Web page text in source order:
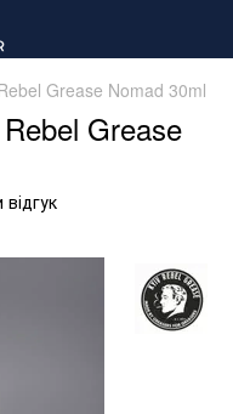
Grease Nomad 30ml
Grease